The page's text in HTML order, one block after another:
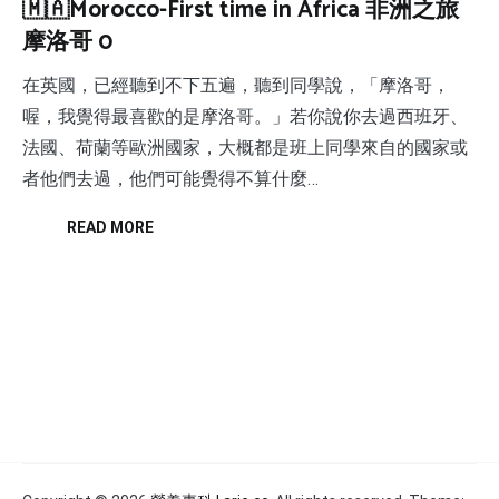
🇲🇦Morocco-First time in Africa 非洲之旅
摩洛哥 0
在英國，已經聽到不下五遍，聽到同學說，「摩洛哥，
喔，我覺得最喜歡的是摩洛哥。」若你說你去過西班牙、
法國、荷蘭等歐洲國家，大概都是班上同學來自的國家或
者他們去過，他們可能覺得不算什麼…
READ MORE